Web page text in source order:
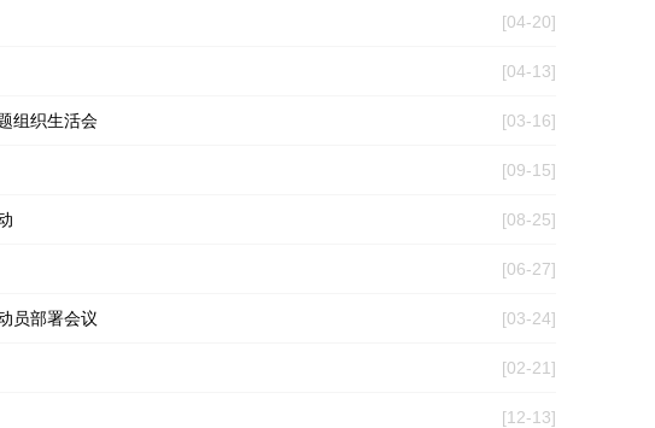
[04-20]
[04-13]
[03-16]
组织生活会
[09-15]
[08-25]
[06-27]
[03-24]
员部署会议
[02-21]
[12-13]